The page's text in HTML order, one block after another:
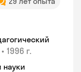
• 1996 г.
науки